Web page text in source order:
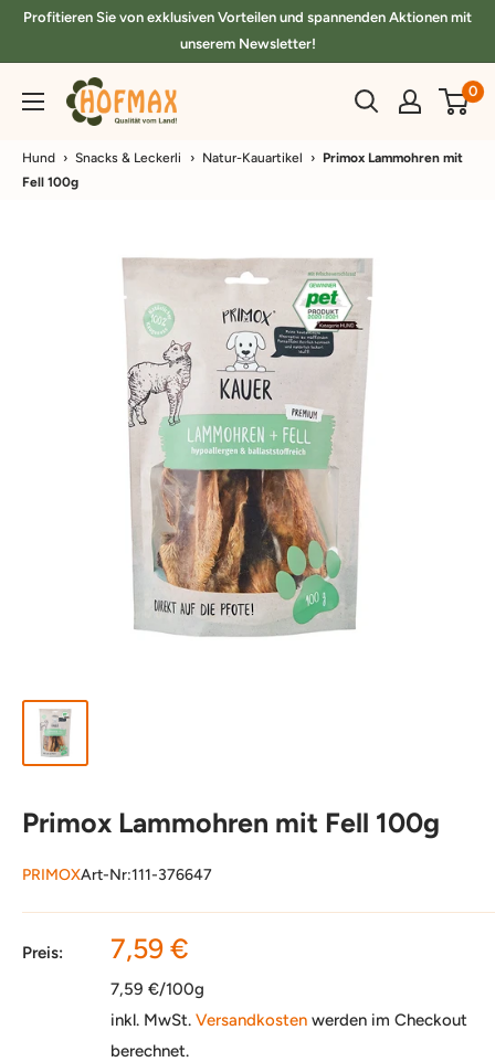
DirektProfitieren Sie von exklusiven Vorteilen und spannenden Aktionen mit
unserem Newsletter!
hofmax.de 0
Hund › Snacks & Leckerli › Natur-Kauartikel › Primox Lammohren mit
Fell 100g
Primox Lammohren mit Fell 100g
PRIMOXArt-Nr:111-376647
Preis: Sonderpreis
7,59 €
7,59 €/100g
inkl. MwSt. Versandkosten werden im Checkout
berechnet.